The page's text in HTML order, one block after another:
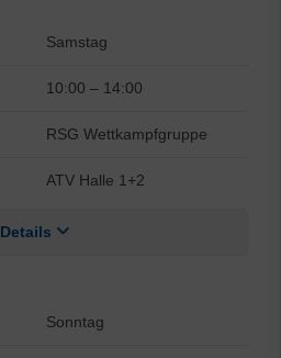
Samstag
10:00 – 14:00
RSG Wettkampfgruppe
ATV Halle 1+2
Details
Sonntag